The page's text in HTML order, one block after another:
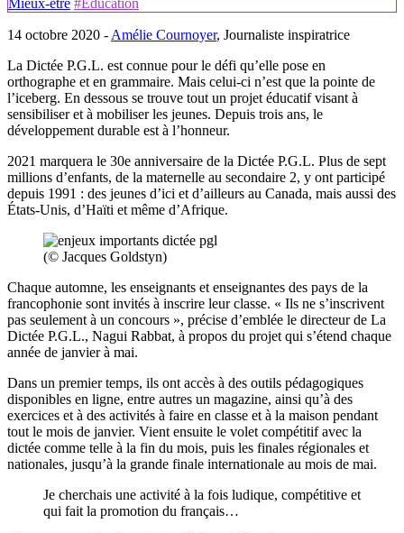
Mieux-être #Éducation
14 octobre 2020 -Amélie Cournoyer, Journaliste inspiratrice
La Dictée P.G.L. est connue pour le défi qu’elle pose en
orthographe et en grammaire. Mais celui-ci n’est que la pointe de
l’iceberg. En dessous se trouve tout un projet éducatif visant à
sensibiliser et à mobiliser les jeunes. Depuis trois ans, le
développement durable est à l’honneur.
2021 marquera le 30e anniversaire de la Dictée P.G.L. Plus de sept
millions d’enfants, de la maternelle au secondaire 2, y ont participé
depuis 1991 : des jeunes d’ici et d’ailleurs au Canada, mais aussi des
États-Unis, d’Haïti et même d’Afrique.
(© Jacques Goldstyn)
Chaque automne, les enseignants et enseignantes des pays de la
francophonie sont invités à inscrire leur classe. « Ils ne s’inscrivent
pas seulement à un concours », précise d’emblée le directeur de La
Dictée P.G.L., Nagui Rabbat, à propos du projet qui s’étend chaque
année de janvier à mai.
Dans un premier temps, ils ont accès à des outils pédagogiques
disponibles en ligne, entre autres un magazine, ainsi qu’à des
exercices et à des activités à faire en classe et à la maison pendant
tout le mois de janvier. Vient ensuite le volet compétitif avec la
dictée comme telle à la fin du mois, puis les finales régionales et
nationales, jusqu’à la grande finale internationale au mois de mai.
Je cherchais une activité à la fois ludique, compétitive et
qui fait la promotion du français…